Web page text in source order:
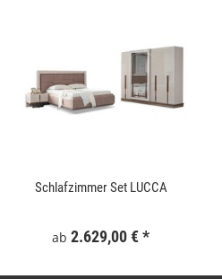
Schlafzimmer Set LUCCA
ab 2.629,00 €*